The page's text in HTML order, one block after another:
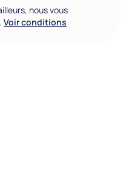
nous vous
Voir conditions